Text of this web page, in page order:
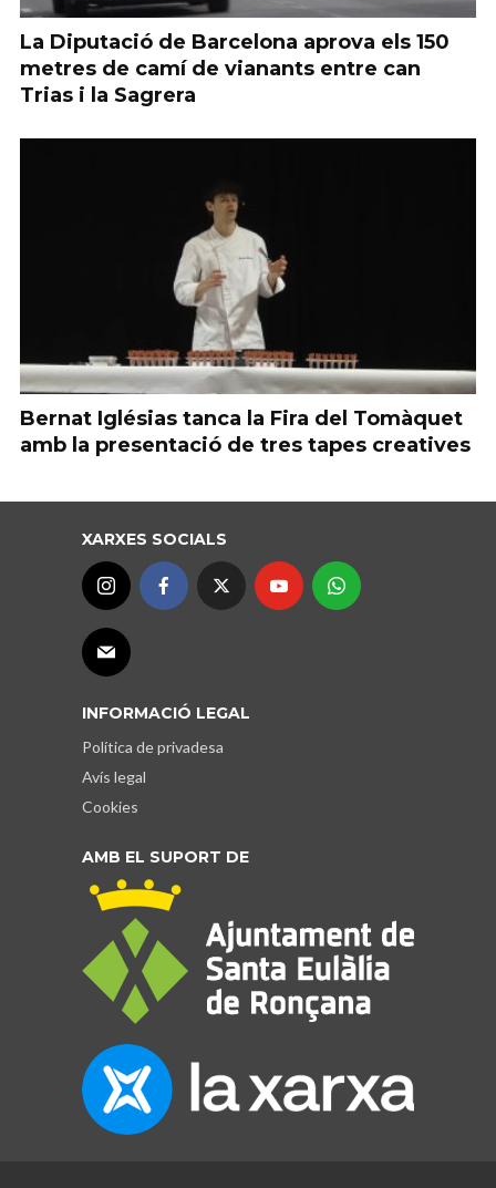
La Diputació de Barcelona aprova els 150
metres de camí de vianants entre can
Trias i la Sagrera
Bernat Iglésias tanca la Fira del Tomàquet
amb la presentació de tres tapes creatives
XARXES SOCIALS
INFORMACIÓ LEGAL
Política de privadesa
Avís legal
Cookies
AMB EL SUPORT DE